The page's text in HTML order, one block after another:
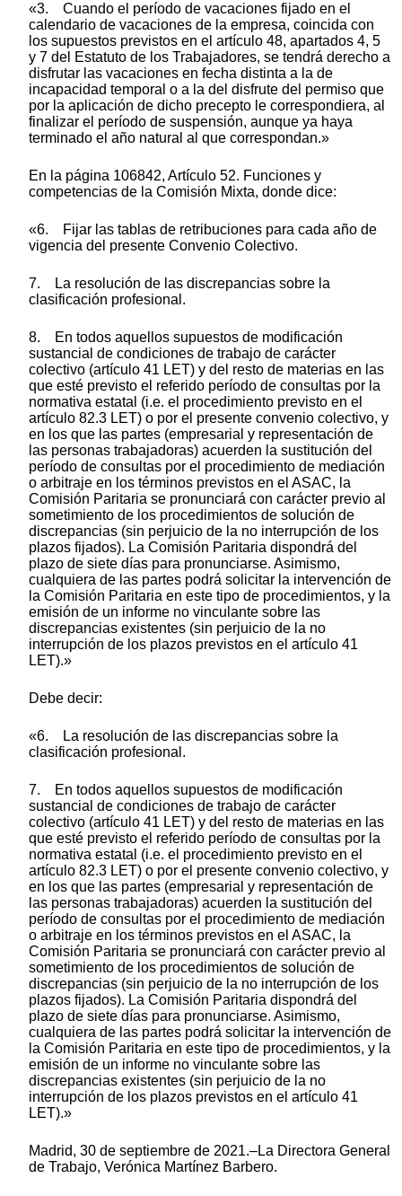
«3. Cuando el período de vacaciones fijado en el
calendario de vacaciones de la empresa, coincida con
los supuestos previstos en el artículo 48, apartados 4, 5
y 7 del Estatuto de los Trabajadores, se tendrá derecho a
disfrutar las vacaciones en fecha distinta a la de
incapacidad temporal o a la del disfrute del permiso que
por la aplicación de dicho precepto le correspondiera, al
finalizar el período de suspensión, aunque ya haya
terminado el año natural al que correspondan.»
En la página 106842, Artículo 52. Funciones y
competencias de la Comisión Mixta, donde dice:
«6. Fijar las tablas de retribuciones para cada año de
vigencia del presente Convenio Colectivo.
7. La resolución de las discrepancias sobre la
clasificación profesional.
8. En todos aquellos supuestos de modificación
sustancial de condiciones de trabajo de carácter
colectivo (artículo 41 LET) y del resto de materias en las
que esté previsto el referido período de consultas por la
normativa estatal (i.e. el procedimiento previsto en el
artículo 82.3 LET) o por el presente convenio colectivo, y
en los que las partes (empresarial y representación de
las personas trabajadoras) acuerden la sustitución del
período de consultas por el procedimiento de mediación
o arbitraje en los términos previstos en el ASAC, la
Comisión Paritaria se pronunciará con carácter previo al
sometimiento de los procedimientos de solución de
discrepancias (sin perjuicio de la no interrupción de los
plazos fijados). La Comisión Paritaria dispondrá del
plazo de siete días para pronunciarse. Asimismo,
cualquiera de las partes podrá solicitar la intervención de
la Comisión Paritaria en este tipo de procedimientos, y la
emisión de un informe no vinculante sobre las
discrepancias existentes (sin perjuicio de la no
interrupción de los plazos previstos en el artículo 41
LET).»
Debe decir:
«6. La resolución de las discrepancias sobre la
clasificación profesional.
7. En todos aquellos supuestos de modificación
sustancial de condiciones de trabajo de carácter
colectivo (artículo 41 LET) y del resto de materias en las
que esté previsto el referido período de consultas por la
normativa estatal (i.e. el procedimiento previsto en el
artículo 82.3 LET) o por el presente convenio colectivo, y
en los que las partes (empresarial y representación de
las personas trabajadoras) acuerden la sustitución del
período de consultas por el procedimiento de mediación
o arbitraje en los términos previstos en el ASAC, la
Comisión Paritaria se pronunciará con carácter previo al
sometimiento de los procedimientos de solución de
discrepancias (sin perjuicio de la no interrupción de los
plazos fijados). La Comisión Paritaria dispondrá del
plazo de siete días para pronunciarse. Asimismo,
cualquiera de las partes podrá solicitar la intervención de
la Comisión Paritaria en este tipo de procedimientos, y la
emisión de un informe no vinculante sobre las
discrepancias existentes (sin perjuicio de la no
interrupción de los plazos previstos en el artículo 41
LET).»
Madrid, 30 de septiembre de 2021.–La Directora General
de Trabajo, Verónica Martínez Barbero.